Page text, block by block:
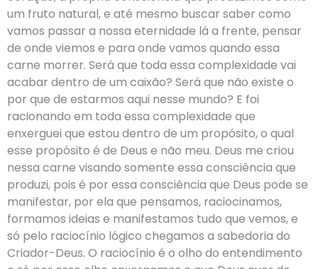
um fruto natural, e até mesmo buscar saber como
vamos passar a nossa eternidade lá a frente, pensar
de onde viemos e para onde vamos quando essa
carne morrer. Será que toda essa complexidade vai
acabar dentro de um caixão? Será que não existe o
por que de estarmos aqui nesse mundo? E foi
racionando em toda essa complexidade que
enxerguei que estou dentro de um propósito, o qual
esse propósito é de Deus e não meu. Deus me criou
nessa carne visando somente essa consciência que
produzi, pois é por essa consciência que Deus pode se
manifestar, por ela que pensamos, raciocinamos,
formamos ideias e manifestamos tudo que vemos, e
só pelo raciocínio lógico chegamos a sabedoria do
Criador-Deus. O raciocínio é o olho do entendimento